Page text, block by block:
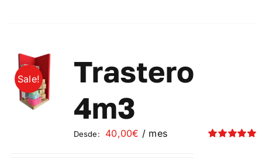
opciones
pueden
elegir
en
Sale!
Trastero
4m3
Desde: 40,00€ / mes